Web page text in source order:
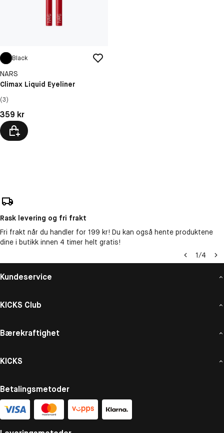
Black
NARS
Climax Liquid Eyeliner
(3)
Pris: 359 kr
359 kr
Rask levering og fri frakt
Fri frakt når du handler for 199 kr! Du kan også hente produktene
dine i butikk innen 4 timer helt gratis!
1/4
Kundeservice
KICKS Club
Bærekraftighet
KICKS
Betalingsmetoder